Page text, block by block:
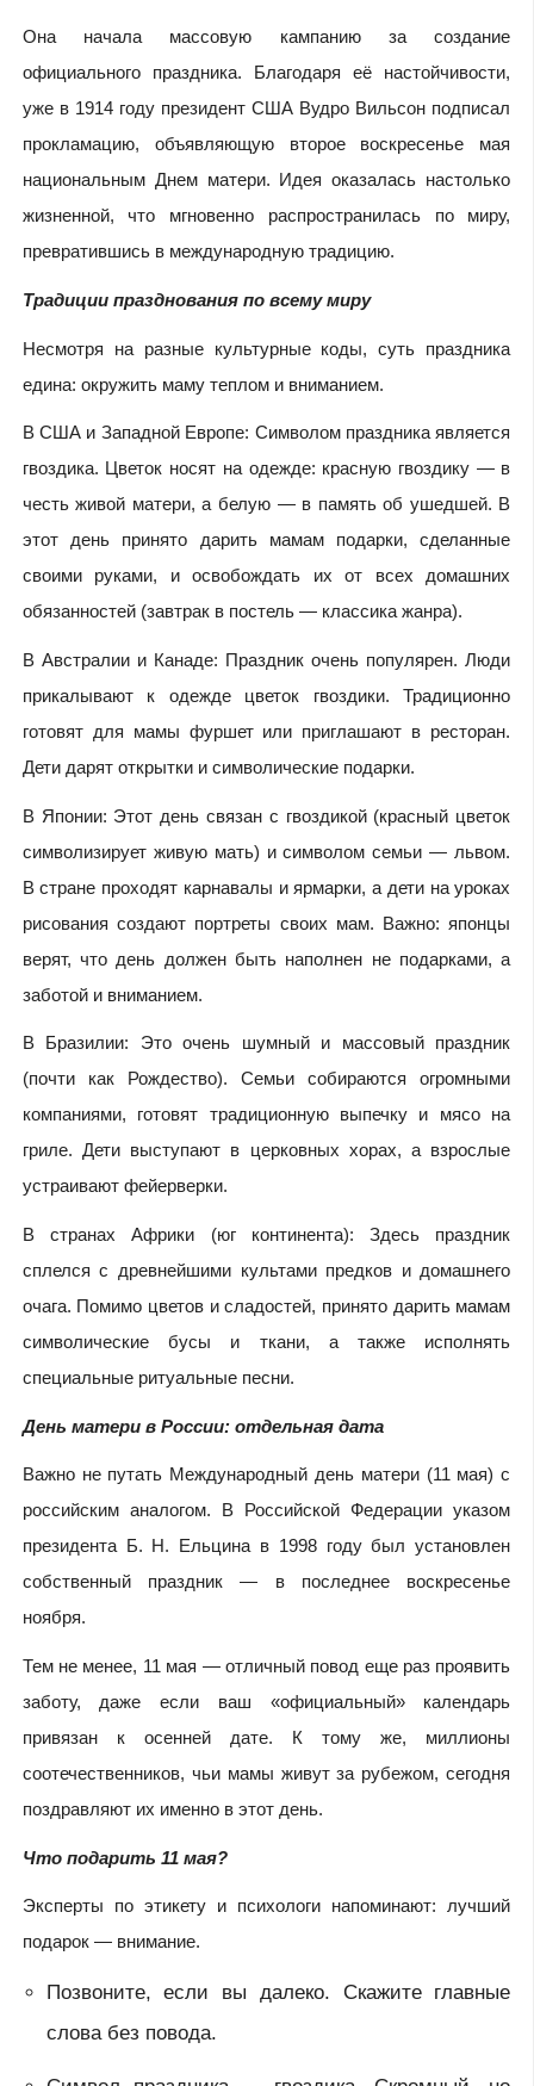
Она начала массовую кампанию за создание
официального праздника. Благодаря её настойчивости,
уже в 1914 году президент США Вудро Вильсон подписал
прокламацию, объявляющую второе воскресенье мая
национальным Днем матери. Идея оказалась настолько
жизненной, что мгновенно распространилась по миру,
превратившись в международную традицию.
Традиции празднования по всему миру
Несмотря на разные культурные коды, суть праздника
едина: окружить маму теплом и вниманием.
В США и Западной Европе: Символом праздника является
гвоздика. Цветок носят на одежде: красную гвоздику — в
честь живой матери, а белую — в память об ушедшей. В
этот день принято дарить мамам подарки, сделанные
своими руками, и освобождать их от всех домашних
обязанностей (завтрак в постель — классика жанра).
В Австралии и Канаде: Праздник очень популярен. Люди
прикалывают к одежде цветок гвоздики. Традиционно
готовят для мамы фуршет или приглашают в ресторан.
Дети дарят открытки и символические подарки.
В Японии: Этот день связан с гвоздикой (красный цветок
символизирует живую мать) и символом семьи — львом.
В стране проходят карнавалы и ярмарки, а дети на уроках
рисования создают портреты своих мам. Важно: японцы
верят, что день должен быть наполнен не подарками, а
заботой и вниманием.
В Бразилии: Это очень шумный и массовый праздник
(почти как Рождество). Семьи собираются огромными
компаниями, готовят традиционную выпечку и мясо на
гриле. Дети выступают в церковных хорах, а взрослые
устраивают фейерверки.
В странах Африки (юг континента): Здесь праздник
сплелся с древнейшими культами предков и домашнего
очага. Помимо цветов и сладостей, принято дарить мамам
символические бусы и ткани, а также исполнять
специальные ритуальные песни.
День матери в России: отдельная дата
Важно не путать Международный день матери (11 мая) с
российским аналогом. В Российской Федерации указом
президента Б. Н. Ельцина в 1998 году был установлен
собственный праздник — в последнее воскресенье
ноября.
Тем не менее, 11 мая — отличный повод еще раз проявить
заботу, даже если ваш «официальный» календарь
привязан к осенней дате. К тому же, миллионы
соотечественников, чьи мамы живут за рубежом, сегодня
поздравляют их именно в этот день.
Что подарить 11 мая?
Эксперты по этикету и психологи напоминают: лучший
подарок — внимание.
Позвоните, если вы далеко. Скажите главные
слова без повода.